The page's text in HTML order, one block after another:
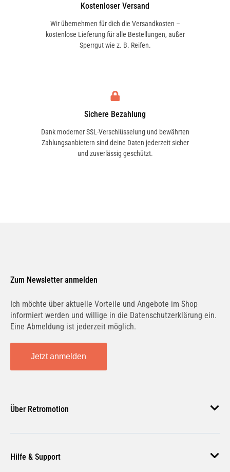
Kostenloser Versand
Wir übernehmen für dich die Versandkosten –
kostenlose Lieferung für alle Bestellungen, außer
Sperrgut wie z. B. Reifen.
Sichere Bezahlung
Dank moderner SSL-Verschlüsselung und bewährten
Zahlungsanbietern sind deine Daten jederzeit sicher
und zuverlässig geschützt.
Zum Newsletter anmelden
Ich möchte über aktuelle Vorteile und Angebote im Shop
informiert werden und willige in die Datenschutzerklärung ein.
Eine Abmeldung ist jederzeit möglich.
Jetzt anmelden
Über Retromotion
Unsere Jobs
Hilfe & Support